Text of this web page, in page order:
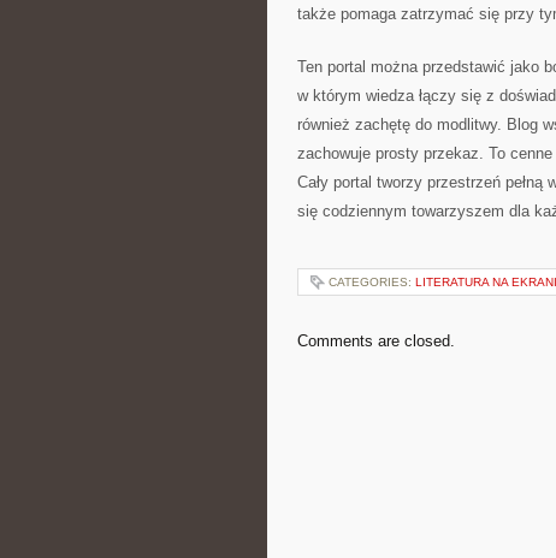
także pomaga zatrzymać się przy
Ten portal można przedstawić jako
w którym wiedza łączy się z
również zachętę do modlitwy. Blog
zachowuje prosty przekaz. To
Cały portal tworzy przestrzeń
się codziennym towarzyszem dla
CATEGORIES: LITERATURA NA
Comments are closed.